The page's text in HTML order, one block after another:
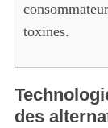
toxines.
des